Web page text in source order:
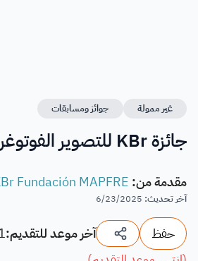
غير ممولة جوائز ومسابقات
جائزة KBr للتصوير الفوتوغرافي
مقدمة من:
Fundación MAPFRE
آخر تحديث:
6/23/2025
حفظ آخر موعد للتقديم: